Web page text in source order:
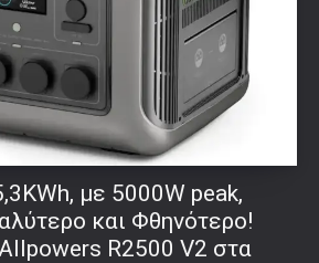
με 5000W peak,
και Φθηνότερο!
R2500 V2 στα